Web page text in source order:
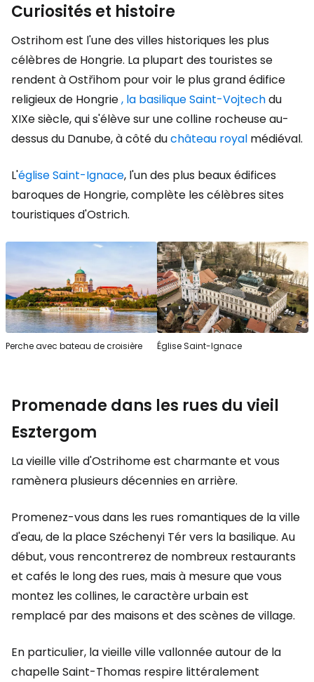
Curiosités et histoire
Ostrihom est l'une des villes historiques les plus
célèbres de Hongrie. La plupart des touristes se
rendent à Ostřihom pour voir le plus grand édifice
religieux de Hongrie, la basilique Saint-Vojtechdu
XIXe siècle, qui s'élève sur une colline rocheuse au-
dessus du Danube, à côté duchâteau royal médiéval.
L'église Saint-Ignace, l'un des plus beaux édifices
baroques de Hongrie, complète les célèbres sites
touristiques d'Ostrich.
Perche avec bateau de croisière Église Saint-Ignace
Promenade dans les rues du vieil
Esztergom
La vieille ville d'Ostrihome est charmante et vous
ramènera plusieurs décennies en arrière.
Promenez-vous dans les rues romantiques de la ville
d'eau, de la place Széchenyi Tér vers la basilique. Au
début, vous rencontrerez de nombreux restaurants
et cafés le long des rues, mais à mesure que vous
montez les collines, le caractère urbain est
remplacé par des maisons et des scènes de village.
En particulier, la vieille ville vallonnée autour de la
chapelle Saint-Thomas respire littéralement